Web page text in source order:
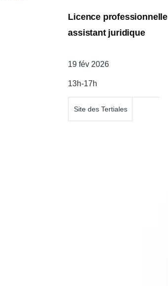
Licence professionnelle
assistant juridique
Date
19 fév 2026
13h-17h
Site des Tertiales